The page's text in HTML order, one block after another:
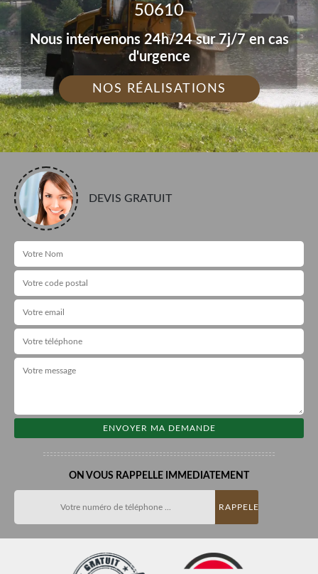
50610
Nous intervenons 24h/24 sur 7j/7 en cas
d'urgence
NOS RÉALISATIONS
DEVIS GRATUIT
ON VOUS RAPPELLE IMMEDIATEMENT